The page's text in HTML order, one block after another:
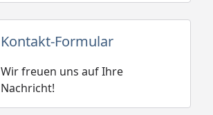
Kontakt-Formular
Wir freuen uns auf Ihre
Nachricht!